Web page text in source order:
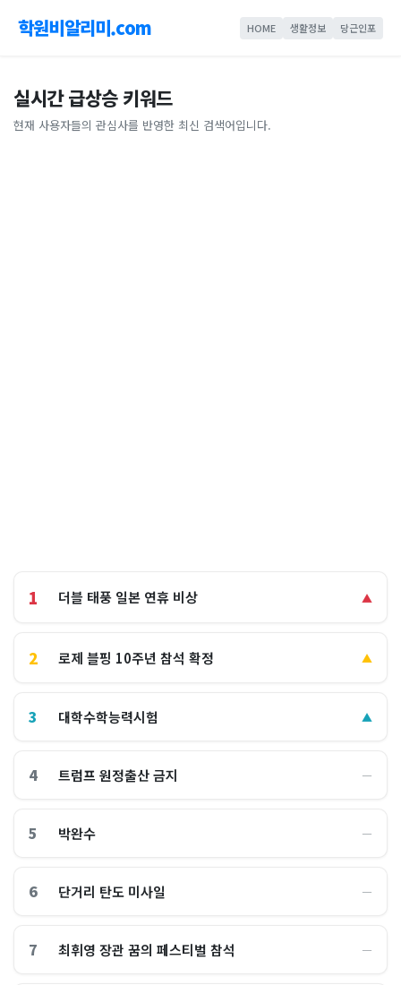
학원비알리미.com HOME 생활정보 당근인포
실시간 급상승 키워드
현재 사용자들의 관심사를 반영한 최신 검색어입니다.
1 더블 태풍 일본 연휴 비상 ▲
2 로제 블핑 10주년 참석 확정 ▲
3 대학수학능력시험 ▲
4 트럼프 원정출산 금지 ―
5 박완수 ―
6 단거리 탄도 미사일 ―
7 최휘영 장관 꿈의 페스티벌 참석 ―